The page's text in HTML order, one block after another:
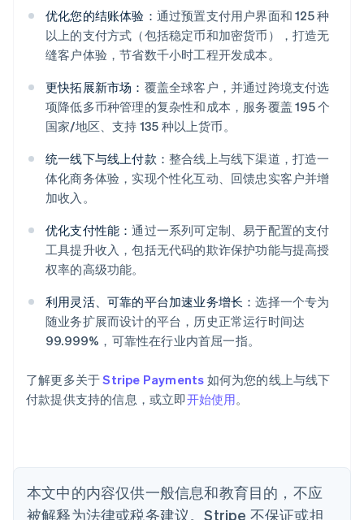
优化您的结账体验： 通过预置支付用户界面和 125 种
以上的支付方式（包括稳定币和加密货币），打造无
缝客户体验，节省数千小时工程开发成本。
更快拓展新市场： 覆盖全球客户，并通过跨境支付选
项降低多币种管理的复杂性和成本，服务覆盖 195 个
国家/地区、支持 135 种以上货币。
统一线下与线上付款： 整合线上与线下渠道，打造一
体化商务体验，实现个性化互动、回馈忠实客户并增
加收入。
优化支付性能：通过一系列可定制、易于配置的支付
工具提升收入，包括无代码的欺诈保护功能与提高授
权率的高级功能。
利用灵活、可靠的平台加速业务增长：选择一个专为
随业务扩展而设计的平台，历史正常运行时间达
99.999%，可靠性在行业内首屈一指。
了解更多关于Stripe Payments 如何为您的线上与线下
付款提供支持的信息，或立即开始使用。
本文中的内容仅供一般信息和教育目的，不应
被解释为法律或税务建议。Stripe 不保证或担
English
爱尔兰
English
English
奥地利
Deutsch English
澳大利亚
巴西
PortuguêsEnglish
English
丹麦